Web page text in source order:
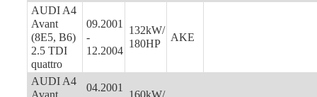
AUDI A4
Avant
(8E5, B6)
2.5 TDI
quattro
09.2001
-
12.2004
132kW/
180HP
AKE
AUDI A4
Avant
04.2001
160kW/